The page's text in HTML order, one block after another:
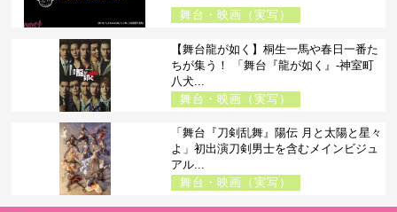
舞台・映画（実写）
【舞台龍が如く】桐生一馬や春日一番た
ちが集う！ 「舞台『龍が如く』-神室町
八犬...
舞台・映画（実写）
「舞台『刀剣乱舞』陽伝 月と太陽と星々
よ」初出演刀剣男士を含むメインビジュ
アル...
舞台・映画（実写）